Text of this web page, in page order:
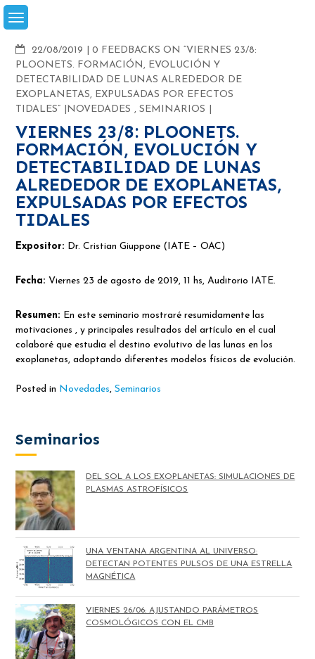
Skip
to
22/08/2019
COMMENTS
0 FEEDBACKS ON “VIERNES 23/8:
PLOONETS. FORMACIÓN, EVOLUCIÓN Y
DETECTABILIDAD DE LUNAS ALREDEDOR DE
EXOPLANETAS, EXPULSADAS POR EFECTOS
TIDALES”
NOVEDADES ,SEMINARIOS
VIERNES 23/8: PLOONETS.
FORMACIÓN, EVOLUCIÓN Y
DETECTABILIDAD DE LUNAS
ALREDEDOR DE EXOPLANETAS,
EXPULSADAS POR EFECTOS
TIDALES
Expositor: Dr. Cristian Giuppone (IATE – OAC)
Fecha: Viernes 23 de agosto de 2019, 11 hs, Auditorio IATE.
Resumen: En este seminario mostraré resumidamente las
motivaciones , y principales resultados del artículo en el cual
colaboré que estudia el destino evolutivo de las lunas en los
exoplanetas, adoptando diferentes modelos físicos de evolución.
Posted in Novedades,Seminarios
Seminarios
DEL SOL A LOS EXOPLANETAS: SIMULACIONES DE
PLASMAS ASTROFÍSICOS
UNA VENTANA ARGENTINA AL UNIVERSO:
DETECTAN POTENTES PULSOS DE UNA ESTRELLA
MAGNÉTICA
VIERNES 26/06: AJUSTANDO PARÁMETROS
COSMOLÓGICOS CON EL CMB